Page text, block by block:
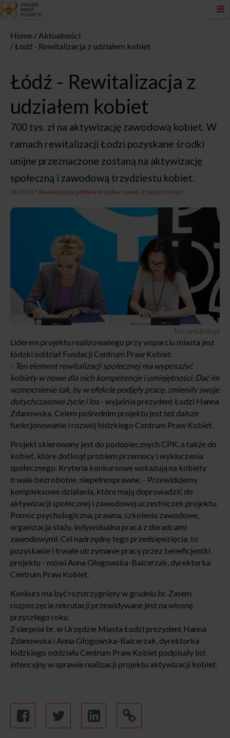
Home
Aktualności
Łódź - Rewitalizacja z udziałem kobiet
Łódź - Rewitalizacja z
udziałem kobiet
700 tys. zł na aktywizację zawodową kobiet. W
ramach rewitalizacji Łodzi pozyskane środki
unijne przeznaczone zostaną na aktywizację
społeczną i zawodową trzydziestu kobiet.
08.08.2017, Rewitalizacja, polityka miejska i rozwój Z naszych miast
fot. uml.lodz.pl
Liderem projektu realizowanego przy wsparciu miasta jest
łódzki oddział Fundacji Centrum Praw Kobiet.
- Ten element rewitalizacji społecznej ma wyposażyć
kobiety w nowe dla nich kompetencje i umiejętności. Dać im
wzmocnienie tak, by w efekcie podjęły pracę, zmieniły swoje
dotychczasowe życie i los- wyjaśnia prezydent Łodzi Hanna
Zdanowska. Celem pośrednim projektu jest też dalsze
funkcjonowanie i rozwój łódzkiego Centrum Praw Kobiet.
Projekt skierowany jest do podopiecznych CPK, a także do
kobiet, które dotknął problem przemocy i wykluczenia
społecznego. Kryteria konkursowe wskazują na kobiety
trwale bezrobotne, niepełnosprawne. - Przewidujemy
kompleksowe działania, które mają doprowadzić do
aktywizacji społecznej i zawodowej uczestniczek projektu.
Pomoc psychologiczna, prawna, szkolenia zawodowe,
organizacja staży, indywidualna praca z doradcami
zawodowymi. Cel nadrzędny tego przedsięwzięcia, to
pozyskanie i trwałe utrzymanie pracy przez beneficjentki
projektu - mówi Anna Głogowska-Balcerzak, dyrektorka
Centrum Praw Kobiet.
Konkurs ma być rozstrzygnięty w grudniu br. Zatem
rozpoczęcie rekrutacji przewidywane jest na wiosnę
przyszłego roku.
2 sierpnia br. w Urzędzie Miasta Łodzi prezydent Hanna
Zdanowska i Anna Głogowska-Balcerzak, dyrektorka
łódzkiego oddziału Centrum Praw Kobiet podpisały list
intencyjny w sprawie realizacji projektu aktywizacji kobiet.